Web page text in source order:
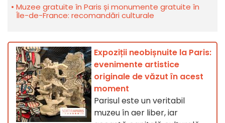
Muzee gratuite în Paris și monumente gratuite în
Île-de-France: recomandări culturale
Expoziții neobișnuite la Paris:
evenimente artistice
originale de văzut în acest
moment
Parisul este un veritabil
muzeu în aer liber, iar